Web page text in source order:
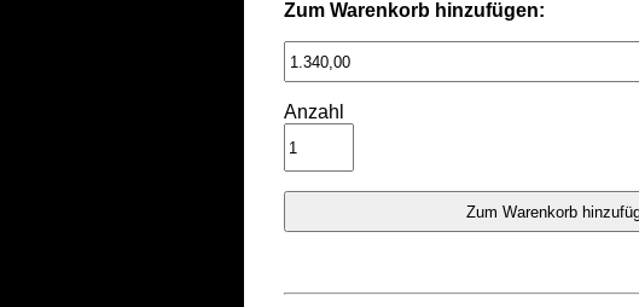
Zum Warenkorb hinzufügen:
Anzahl